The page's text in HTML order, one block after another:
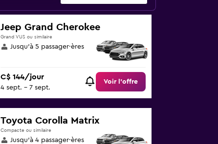
Jeep Grand Cherokee
Grand VUS ou similaire
Jusqu’à 5 passager·ères
C$ 144/jour
4 sept. - 7 sept.
Voir l’offre
Toyota Corolla Matrix
Compacte ou similaire
Jusqu’à 4 passager·ères